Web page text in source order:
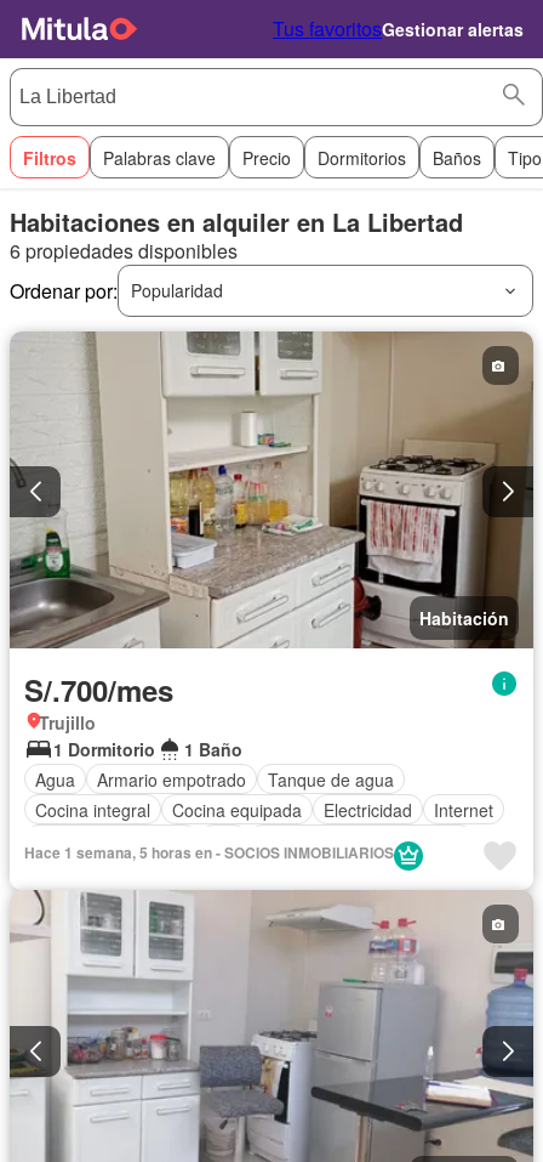
Tus favoritosGestionar alertas
Filtros Palabras clave Precio Dormitorios Baños
Habitaciones en alquiler en La Libertad
6 propiedades disponibles
Ordenar por:
Popularidad
Habitación
S/.700/mes
Trujillo
1 Dormitorio
1 Baño
Agua
Armario empotrado
Tanque de agua
Cocina integral
Cocina equipada Electricidad
Internet
Completamente amoblado
Hace 1 semana, 5 horas en - SOCIOS INMOBILIARIOS